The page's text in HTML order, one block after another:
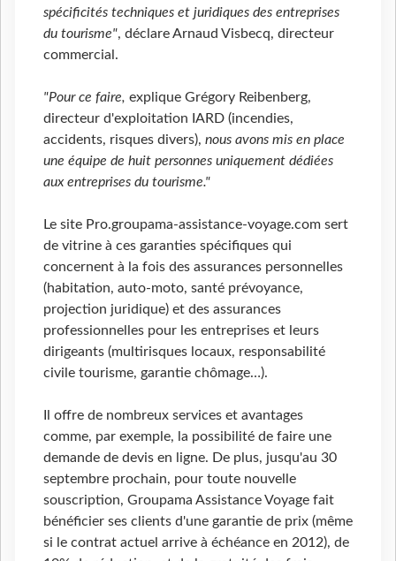
spécificités techniques et juridiques des entreprises
du tourisme", déclare Arnaud Visbecq, directeur
commercial.
"Pour ce faire, explique Grégory Reibenberg,
directeur d'exploitation IARD (incendies,
accidents, risques divers), nous avons mis en place
une équipe de huit personnes uniquement dédiées
aux entreprises du tourisme."
Le site Pro.groupama-assistance-voyage.com sert
de vitrine à ces garanties spécifiques qui
concernent à la fois des assurances personnelles
(habitation, auto-moto, santé prévoyance,
projection juridique) et des assurances
professionnelles pour les entreprises et leurs
dirigeants (multirisques locaux, responsabilité
civile tourisme, garantie chômage…).
Il offre de nombreux services et avantages
comme, par exemple, la possibilité de faire une
demande de devis en ligne. De plus, jusqu'au 30
septembre prochain, pour toute nouvelle
souscription, Groupama Assistance Voyage fait
bénéficier ses clients d'une garantie de prix (même
si le contrat actuel arrive à échéance en 2012), de